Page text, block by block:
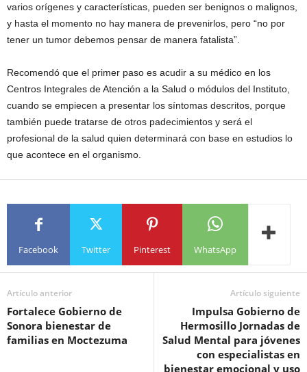
varios orígenes y características, pueden ser benignos o malignos,
y hasta el momento no hay manera de prevenirlos, pero “no por
tener un tumor debemos pensar de manera fatalista”.
Recomendó que el primer paso es acudir a su médico en los
Centros Integrales de Atención a la Salud o módulos del Instituto,
cuando se empiecen a presentar los síntomas descritos, porque
también puede tratarse de otros padecimientos y será el
profesional de la salud quien determinará con base en estudios lo
que acontece en el organismo.
Facebook Twitter Pinterest WhatsApp
Artículo anterior
Fortalece Gobierno de
Sonora bienestar de
familias en Moctezuma
Artículo siguiente
Impulsa Gobierno de
Hermosillo Jornadas de
Salud Mental para jóvenes
con especialistas en
bienestar emocional y uso